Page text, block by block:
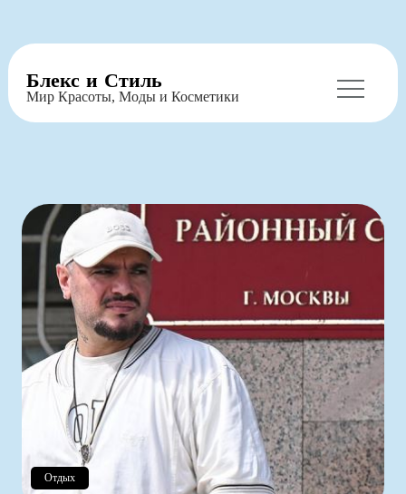
Перейти
содержимому
Блекс и Стиль
Мир Красоты, Моды и Косметики
Отдых